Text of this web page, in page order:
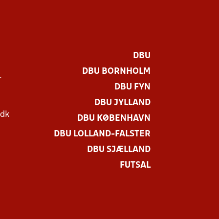
DBU
DBU BORNHOLM
DBU FYN
DBU JYLLAND
DBU KØBENHAVN
DBU LOLLAND-FALSTER
DBU SJÆLLAND
FUTSAL